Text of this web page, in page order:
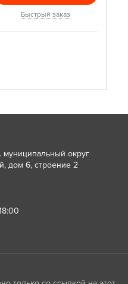
Быстрый заказ
муниципальный округ
дом 6, строение 2